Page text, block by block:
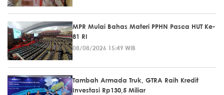
MPR Mulai Bahas Materi PPHN Pasca HUT Ke-
81 RI
08/08/2026 15:49 WIB
Tambah Armada Truk, GTRA Raih Kredit
Investasi Rp130,5 Miliar